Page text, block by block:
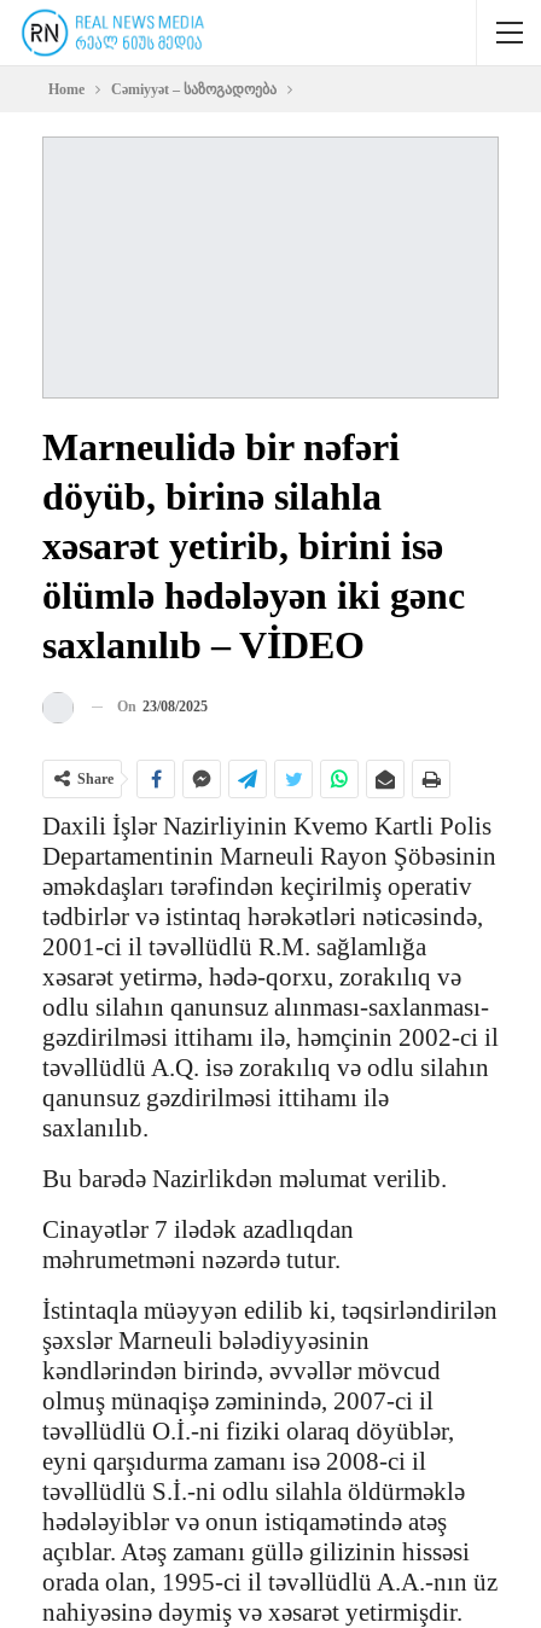
Home Cəmiyyət – საზოგადოება
Marneulidə bir nəfəri
döyüb, birinə silahla
xəsarət yetirib, birini isə
ölümlə hədələyən iki gənc
saxlanılıb – VİDEO
On 23/08/2025
Share
Daxili İşlər Nazirliyinin Kvemo Kartli Polis
Departamentinin Marneuli Rayon Şöbəsinin
əməkdaşları tərəfindən keçirilmiş operativ
tədbirlər və istintaq hərəkətləri nəticəsində,
2001-ci il təvəllüdlü R.M. sağlamlığa
xəsarət yetirmə, hədə-qorxu, zorakılıq və
odlu silahın qanunsuz alınması-saxlanması-
gəzdirilməsi ittihamı ilə, həmçinin 2002-ci il
təvəllüdlü A.Q. isə zorakılıq və odlu silahın
qanunsuz gəzdirilməsi ittihamı ilə
saxlanılıb.
Bu barədə Nazirlikdən məlumat verilib.
Cinayətlər 7 ilədək azadlıqdan
məhrumetməni nəzərdə tutur.
İstintaqla müəyyən edilib ki, təqsirləndirilən
şəxslər Marneuli bələdiyyəsinin
kəndlərindən birində, əvvəllər mövcud
olmuş münaqişə zəminində, 2007-ci il
təvəllüdlü O.İ.-ni fiziki olaraq döyüblər,
eyni qarşıdurma zamanı isə 2008-ci il
təvəllüdlü S.İ.-ni odlu silahla öldürməklə
hədələyiblər və onun istiqamətində atəş
açıblar. Atəş zamanı güllə gilizinin hissəsi
orada olan, 1995-ci il təvəllüdlü A.A.-nın üz
nahiyəsinə dəymiş və xəsarət yetirmişdir.